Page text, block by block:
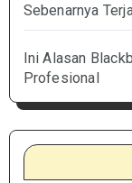
Sebenarnya
Ini Alasan
Profesional